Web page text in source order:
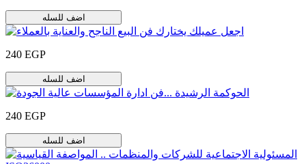
اضف للسله
240 EGP
اضف للسله
240 EGP
اضف للسله